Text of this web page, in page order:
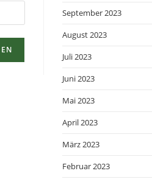
September 2023
August 2023
Juli 2023
Juni 2023
Mai 2023
April 2023
März 2023
Februar 2023